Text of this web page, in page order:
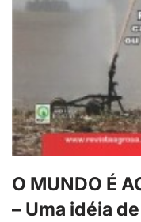
O MUNDO É
– Uma idéia